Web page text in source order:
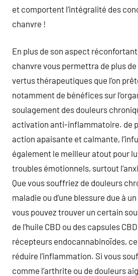
et comportent l’intégralité des
chanvre !
En plus de son aspect
chanvre vous permettra de plus
vertus thérapeutiques que l’on
notamment de bénéfices sur
soulagement des douleurs
activation anti-inflammatoire. de
action apaisante et calmante,
également le meilleur atout pour
troubles émotionnels, surtout
Que vous souffriez de douleurs
maladie ou d’une blessure due à
vous pouvez trouver un certain
de l’huile CBD ou des capsules
récepteurs endocannabinoïdes,
réduire l’inflammation. Si vous
comme l’arthrite ou de douleurs